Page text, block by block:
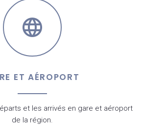
ET AÉROPORT
et les arrivés en gare et aéroport
de la région.